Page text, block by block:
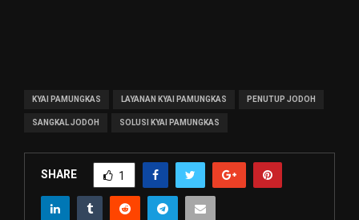
KYAI PAMUNGKAS LAYANAN KYAI PAMUNGKAS PENUTUP JODOH
SANGKAL JODOH SOLUSI KYAI PAMUNGKAS
SHARE 1